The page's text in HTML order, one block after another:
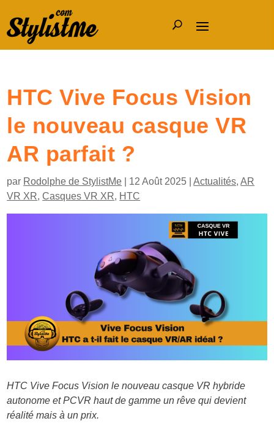
HTC Vive Focus Vision
le nouveau casque VR
AR parfait ?
par Rodolphe de StylistMe 12 Août 2025 |Actualités,AR
VR XR,Casques VR XR, HTC
HTC Vive Focus Vision le nouveau casque VR hybride
autonome et PCVR haut de gamme un rêve qui devient
réalité mais à un prix.